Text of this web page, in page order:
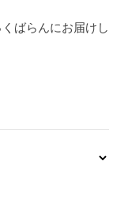
ばらんにお届けし